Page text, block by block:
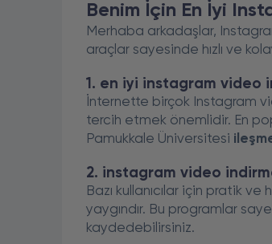
Benim İçin En İyi
Merhaba arkadaşlar,
araçlar sayesinde hızlı ve
1. en iyi instagram video
İnternette birçok Instagram
tercih etmek önemlidir. En
Pamukkale Üniversitesi
2. instagram video
Bazı kullanıcılar için pratik
yaygındır. Bu programlar
kaydedebilirsiniz.